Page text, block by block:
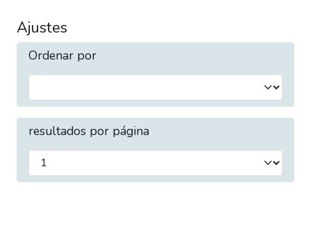
Ajustes
Ordenar por
resultados por página